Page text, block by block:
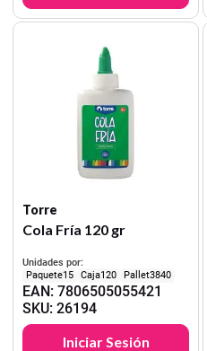
Torre
Cola Fría 120 gr
Unidades por:
15
120 3840
EAN:7806505055421
SKU:26194
Iniciar Sesión